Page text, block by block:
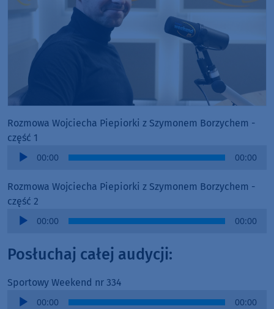
Rozmowa Wojciecha Piepiorki z Szymonem Borzychem -
część 1
Audio
00:00 00:00
Rozmowa Wojciecha Piepiorki z Szymonem Borzychem -
część 2
Audio
00:00 00:00
Posłuchaj całej audycji:
Sportowy Weekend nr 334
Audio
00:00 00:00